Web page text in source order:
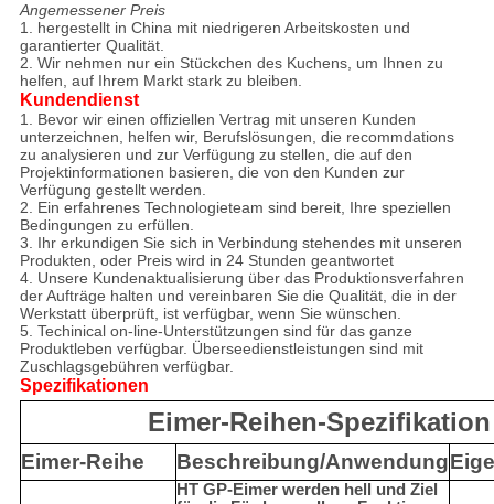
Angemessener Preis
1. hergestellt in China mit niedrigeren Arbeitskosten und
garantierter Qualität.
2. Wir nehmen nur ein Stückchen des Kuchens, um Ihnen zu
helfen, auf Ihrem Markt stark zu bleiben.
Kundendienst
1. Bevor wir einen offiziellen Vertrag mit unseren Kunden
unterzeichnen, helfen wir, Berufslösungen, die recommdations
zu analysieren und zur Verfügung zu stellen, die auf den
Projektinformationen basieren, die von den Kunden zur
Verfügung gestellt werden.
2. Ein erfahrenes Technologieteam sind bereit, Ihre speziellen
Bedingungen zu erfüllen.
3. Ihr erkundigen Sie sich in Verbindung stehendes mit unseren
Produkten, oder Preis wird in 24 Stunden geantwortet
4. Unsere Kundenaktualisierung über das Produktionsverfahren
der Aufträge halten und vereinbaren Sie die Qualität, die in der
Werkstatt überprüft, ist verfügbar, wenn Sie wünschen.
5. Techinical on-line-Unterstützungen sind für das ganze
Produktleben verfügbar. Überseedienstleistungen sind mit
Zuschlagsgebühren verfügbar.
Spezifikationen
Eimer-Reihen-Spezifikation
Eimer-Reihe Beschreibung/Anwendung
HT GP-Eimer werden hell und Ziel